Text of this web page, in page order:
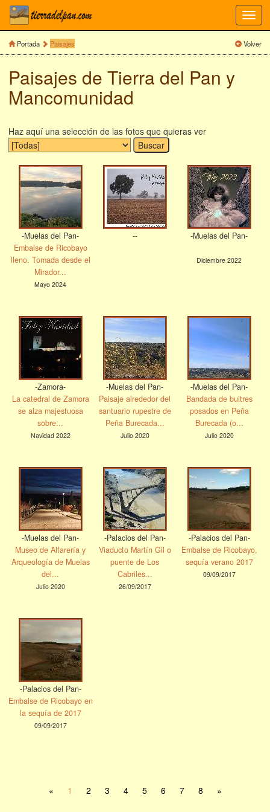
Portada Paisajes Volver
Paisajes de Tierra del Pan y
Mancomunidad
Haz aquí una selección de las fotos que quieras ver
-Muelas del Pan-
Embalse de Ricobayo
lleno. Tomada desde el
Mirador...
Mayo 2024
-- -Muelas del Pan-
Diciembre 2022
-Zamora-
La catedral de Zamora
se alza majestuosa
sobre...
Navidad 2022
-Muelas del Pan-
Paisaje alrededor del
santuario rupestre de
Peña Burecada...
Julio 2020
-Muelas del Pan-
Bandada de buitres
posados en Peña
Burecada (o...
Julio 2020
-Muelas del Pan-
Museo de Alfarería y
Arqueología de Muelas
del...
Julio 2020
-Palacios del Pan-
Viaducto Martín Gil o
puente de Los
Cabriles...
26/09/2017
-Palacios del Pan-
Embalse de Ricobayo,
sequía verano 2017
09/09/2017
-Palacios del Pan-
Embalse de Ricobayo en
la sequía de 2017
09/09/2017
« 1 2 3 4 5 6 7 8 »